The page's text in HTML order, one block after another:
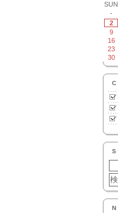
SUN
-
2
9
16
23
30